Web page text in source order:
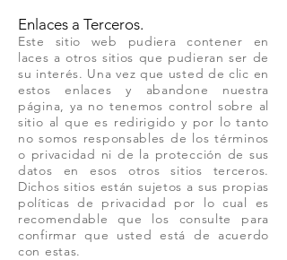
Enlaces a Terceros.
Este sitio web pudiera contener en
laces a otros sitios que pudieran ser de
su interés. Una vez que usted de clic en
estos enlaces y abandone nuestra
página, ya no tenemos control sobre al
sitio al que es redirigido y por lo tanto
no somos responsables de los términos
o privacidad ni de la protección de sus
datos en esos otros sitios terceros.
Dichos sitios están sujetos a sus propias
políticas de privacidad por lo cual es
recomendable que los consulte para
confirmar que usted está de acuerdo
con estas.